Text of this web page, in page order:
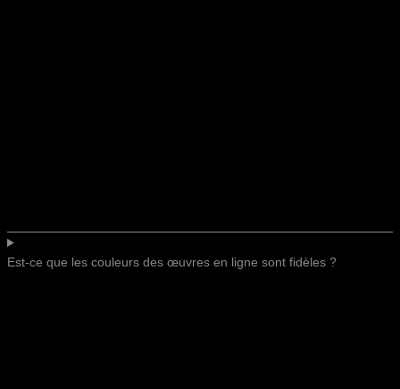
Est-ce que les couleurs des œuvres en ligne sont fidèles ?